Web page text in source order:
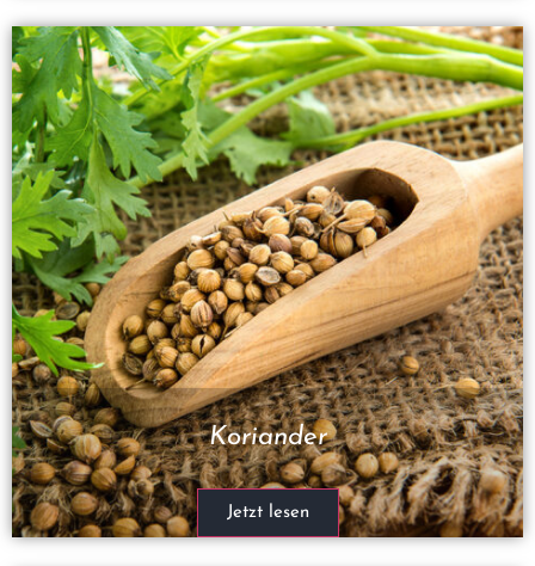
Koriander
Jetzt lesen